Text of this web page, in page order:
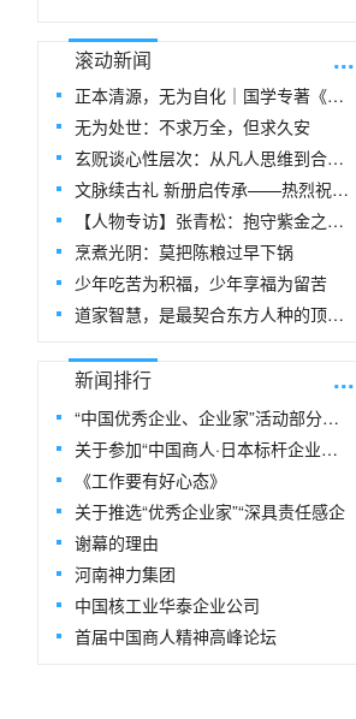
滚动新闻 ...
正本清源，无为自化｜国学专著《玄贶思想》
无为处世：不求万全，但求久安
玄贶谈心性层次：从凡人思维到合道思维
文脉续古礼 新册启传承——热烈祝贺玄
【人物专访】张青松：抱守紫金之阳，在周易
烹煮光阴：莫把陈粮过早下锅
少年吃苦为积福，少年享福为留苦
道家智慧，是最契合东方人种的顶级生命指
新闻排行 ...
“中国优秀企业、企业家”活动部分风采
关于参加“中国商人·日本标杆企业研修
《工作要有好心态》
关于推选“优秀企业家”“深具责任感企
谢幕的理由
河南神力集团
中国核工业华泰企业公司
首届中国商人精神高峰论坛